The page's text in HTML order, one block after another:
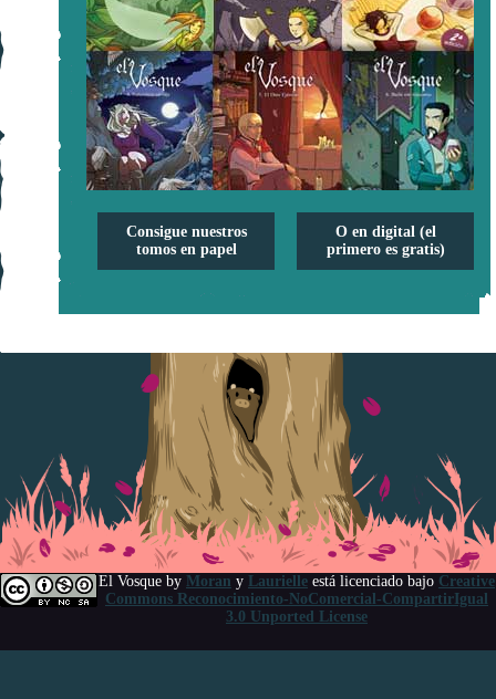
Consigue nuestros
tomos en papel
O en digital (el
primero es gratis)
El Vosque by Moran y Laurielle está licenciado bajo Creative
Commons Reconocimiento-NoComercial-CompartirIgual
3.0 Unported License